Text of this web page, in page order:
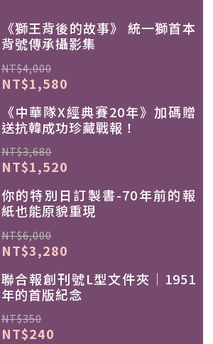
《獅王背後的故事》 統一獅首本
背號傳承攝影集
NT$4,000
NT$1,580
《中華隊X經典賽20年》加碼贈
送抗韓成功珍藏戰報！
NT$3,680
NT$1,520
你的特別日訂製書-70年前的報
紙也能原貌重現
NT$6,000
NT$3,280
聯合報創刊號L型文件夾｜1951
年的首版紀念
NT$350
NT$240